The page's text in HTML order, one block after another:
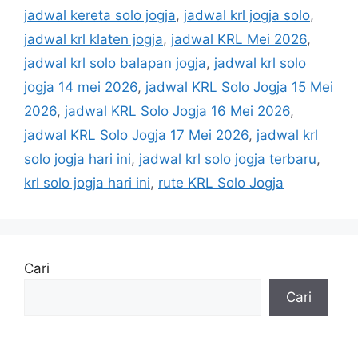
jadwal kereta solo jogja, jadwal krl jogja solo,
jadwal krl klaten jogja, jadwal KRL Mei 2026,
jadwal krl solo balapan jogja, jadwal krl solo
jogja 14 mei 2026, jadwal KRL Solo Jogja 15 Mei
2026, jadwal KRL Solo Jogja 16 Mei 2026,
jadwal KRL Solo Jogja 17 Mei 2026, jadwal krl
solo jogja hari ini, jadwal krl solo jogja terbaru,
krl solo jogja hari ini, rute KRL Solo Jogja
Cari
Cari